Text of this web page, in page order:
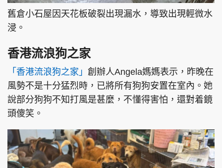
舊倉小石屋因天花板破裂出現漏水，導致出現輕微水
浸。
香港流浪狗之家
「香港流浪狗之家」 創辦人Angela媽媽表示，昨晚在
風勢不是十分猛烈時，已將所有狗狗安置在室內。她
說部分狗狗不知打風是甚麼，不懂得害怕，還對着鏡
頭傻笑。